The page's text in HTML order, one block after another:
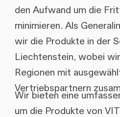
den Aufwand um die
minimieren. Als
wir die Produkte in der
Liechtenstein, wobei
Regionen mit
Vertriebspartnern
Wir bieten eine
um die Produkte von